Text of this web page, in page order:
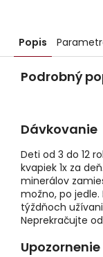
Popis
Podrobný
Dávkovanie
Deti od 3 do 12
kvapiek 1x za
minerálov
možno, po
týždňoch
Neprekračujte
Upozornenie